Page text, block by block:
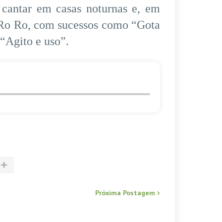
em casas noturnas e, em
Ro, com sucessos como “Gota
e uso”.
Próxima Postagem